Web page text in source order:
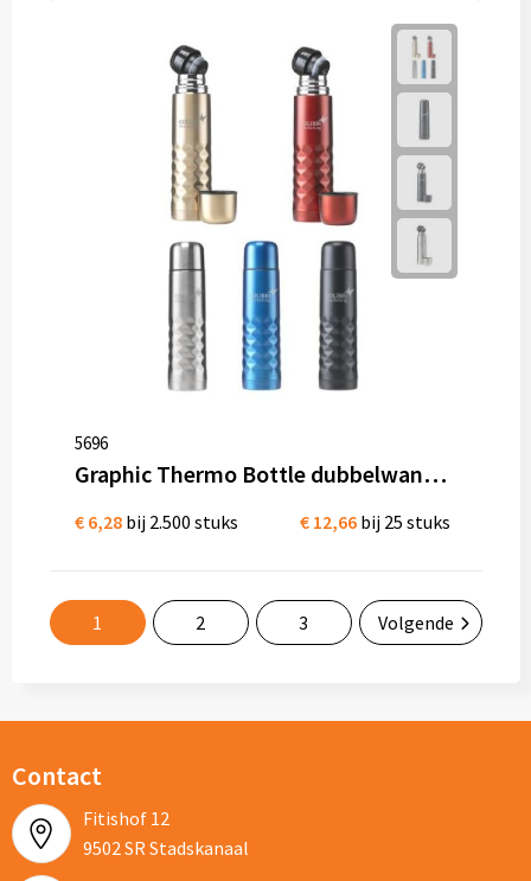
5696
Graphic Thermo Bottle dubbelwandige thermofles RVS 500 ml
€ 6,28 bij 2.500 stuks € 12,66 bij 25 stuks
1 2 3 Volgende
Contact
Fitishof 12
9502 SR Stadskanaal